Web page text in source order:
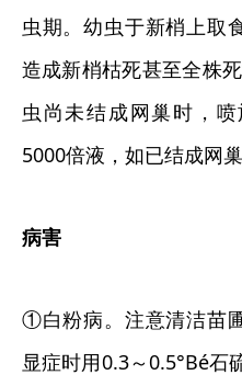
虫期。幼虫于新梢上取
造成新梢枯死甚至全株
虫尚未结成网巢时，
5000倍液，如已结成网
病害
①白粉病。注意清洁苗
显症时用0.3～0.5°Bé石